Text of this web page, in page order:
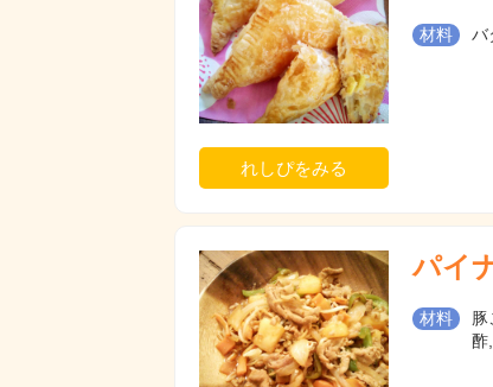
れしぴをみる
材料 バ
パイ
材料
酢